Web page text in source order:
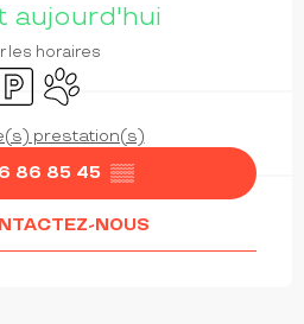
aujourd'hui
les horaires
Animaux acceptés
prestation(s)
86 85 45 ▒▒
NOUS